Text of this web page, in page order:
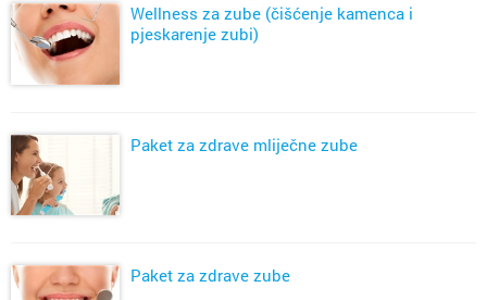
Wellness za zube (čišćenje kamenca i
pjeskarenje zubi)
Paket za zdrave mliječne zube
Paket za zdrave zube